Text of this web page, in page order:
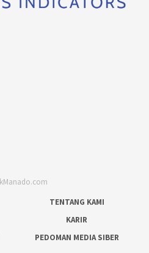
TENTANG KAMI
KARIR
PEDOMAN MEDIA SIBER